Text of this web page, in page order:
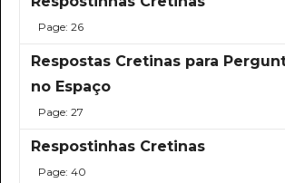
Page: 26
Respostas Cretinas para
no Espaço
Page: 27
Respostinhas Cretinas
Page: 40